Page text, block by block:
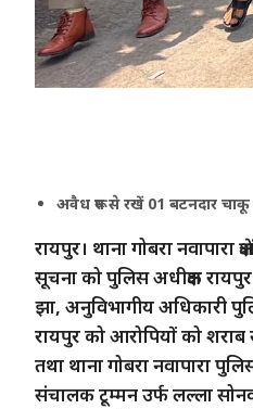
अवैध रूप से रखें 01 बटनदार चाकू
रायपुर। थाना गोबरा नवापारा
सूचना को पुलिस अधीक्षक रायपुर
झा, अनुविभागीय अधिकारी
रायपुर को आरोपियों को शराब
तथा थाना गोबरा नवापारा
संचालक टूम्मन उर्फ लल्ला